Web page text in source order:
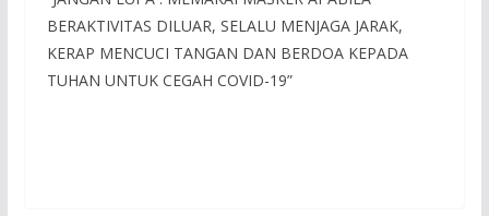
BERAKTIVITAS DILUAR, SELALU MENJAGA JARAK,
KERAP MENCUCI TANGAN DAN BERDOA KEPADA
TUHAN UNTUK CEGAH COVID-19”